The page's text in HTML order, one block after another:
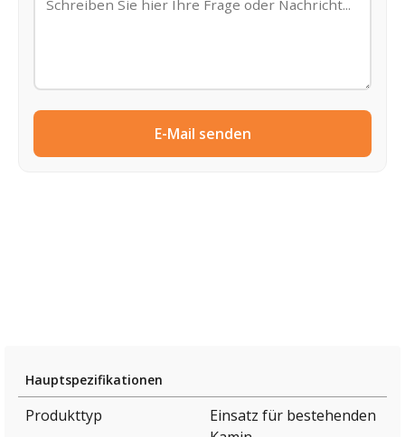
E-Mail senden
Hauptspezifikationen
Produkttyp
Einsatz für bestehenden